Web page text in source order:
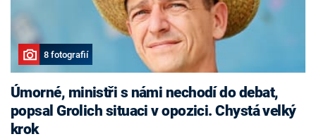
8 fotografií
Úmorné, ministři s námi nechodí do debat,
popsal Grolich situaci v opozici. Chystá velký
krok